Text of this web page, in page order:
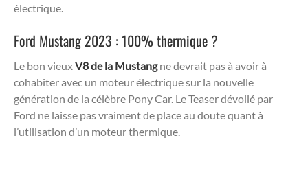
électrique.
Ford Mustang 2023 : 100% thermique ?
Le bon vieuxV8 de la Mustangne devrait pas à avoir à
cohabiter avec un moteur électrique sur la nouvelle
génération de la célèbre Pony Car. Le Teaser dévoilé par
Ford ne laisse pas vraiment de place au doute quant à
l’utilisation d’un moteur thermique.